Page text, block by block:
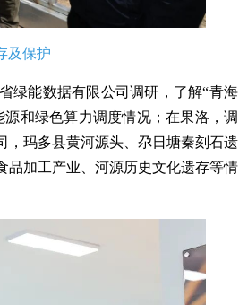
及保护
绿能数据有限公司调研，了解“青海
和绿色算力调度情况；在果洛，调
，玛多县黄河源头、尕日塘秦刻石遗
品加工产业、河源历史文化遗存等情